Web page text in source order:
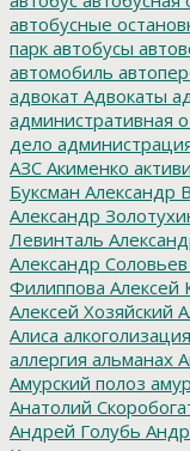
автобусные
парк автобусы
автомобиль
адвокат Адвокаты
административная
дело
АЗС Акименко
Буксман Александр
Александр
Левинталь
Александр Соловьев
Филиппова Алексей
Алексей Хозяйский
Алиса алкоголизация
аллергия альманах
Амурский полоз
Анатолий
Андрей Голубь